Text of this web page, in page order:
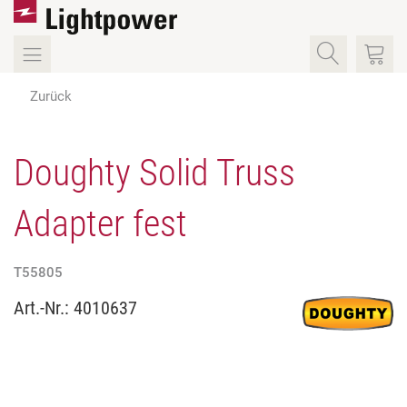
Zurück
Doughty Solid Truss
Adapter fest
T55805
Art.-Nr.: 4010637